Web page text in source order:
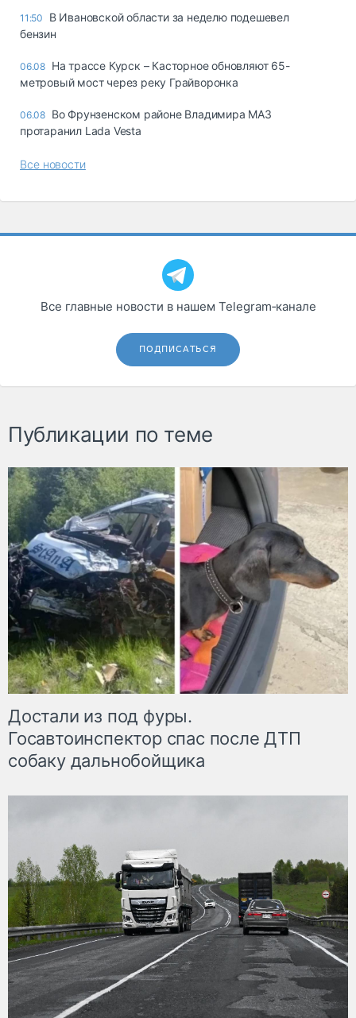
11:50
В Ивановской области за неделю подешевел
бензин
06.08 На трассе Курск – Касторное обновляют 65-
метровый мост через реку Грайворонка
06.08 Во Фрунзенском районе Владимира МАЗ
протаранил Lada Vesta
Все новости
Все главные новости в нашем Telegram‑канале
ПОДПИСАТЬСЯ
Публикации по теме
Достали из под фуры.
Госавтоинспектор спас после ДТП
собаку дальнобойщика